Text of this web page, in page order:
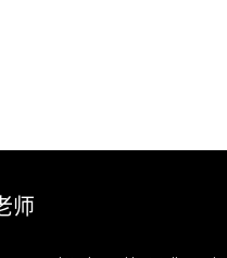
师